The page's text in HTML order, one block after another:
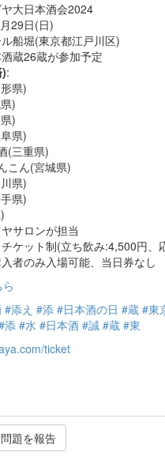
大日本酒会2024
29日(日)
船堀(東京都江戸川区)
蔵26蔵が参加予定
:
県)
)
)
県)
(三重県)
こん(宮城県)
県)
県)
サロンが担当
ケット制(立ち飲み:4,500円、
者のみ入場可能、当日券なし
#添え #添 #日本酒の日 #蔵 #東
添 #水 #日本酒 #誠 #蔵 #東
ticket
問題を報告